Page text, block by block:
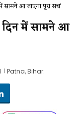
सामने आ जाएगा पूरा सच'
दिन में सामने आ
Patna, Bihar.